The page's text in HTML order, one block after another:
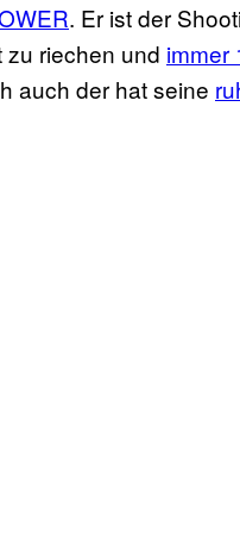
. Er ist der
riechen und immer
auch der hat seine